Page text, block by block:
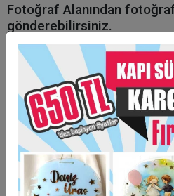
Fotoğraf Alanından
gönderebilirsiniz.
Ürün yazılıcak bilgileri
gerekmektedir.
Ürün ahşap üzerine direk
Arkası mıknatıslıdır.
Direk baskı yapıldığı için
almaktadır.